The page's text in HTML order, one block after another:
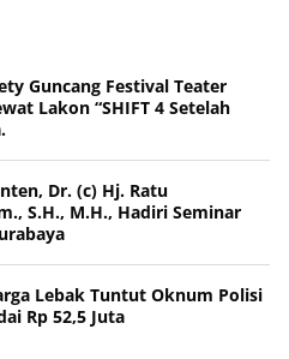
Guncang Festival Teater
Lakon “SHIFT 4 Setelah
Dr. (c) Hj. Ratu
S.H., M.H., Hadiri Seminar
Lebak Tuntut Oknum Polisi
Rp 52,5 Juta